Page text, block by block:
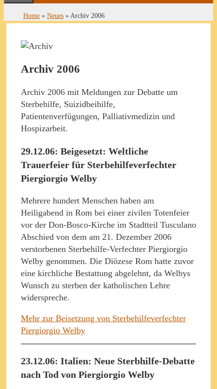
Home » Neues » Archiv 2006
Archiv 2006
Archiv 2006 mit Meldungen zur Debatte um
Sterbehilfe, Suizidbeihilfe,
Patientenverfügungen, Palliativmedizin und
Hospizarbeit.
29.12.06: Beigesetzt: Weltliche
Trauerfeier für Sterbehilfeverfechter
Piergiorgio Welby
Mehrere hundert Menschen haben am
Heiligabend in Rom bei einer zivilen Totenfeier
vor der Don-Bosco-Kirche im Stadtteil Tusculano
Abschied von dem am 21. Dezember 2006
verstorbenen Sterbehilfe-Verfechter Piergiorgio
Welby genommen. Die Diözese Rom hatte zuvor
eine kirchliche Bestattung abgelehnt, da Welbys
Wunsch zu sterben der katholischen Lehre
widerspreche.
Mehr zur Beisetzung von Sterbehilfeverfechter
Piergiorgio Welby
23.12.06: Italien: Neue Sterbhilfe-Debatte
nach Tod von Piergiorgio Welby